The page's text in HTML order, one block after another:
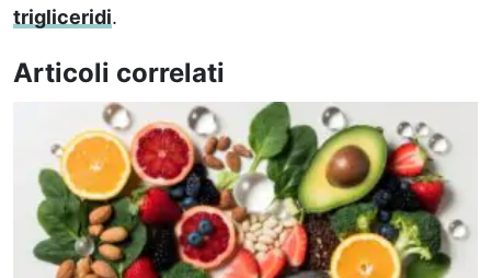
trigliceridi.
Articoli correlati